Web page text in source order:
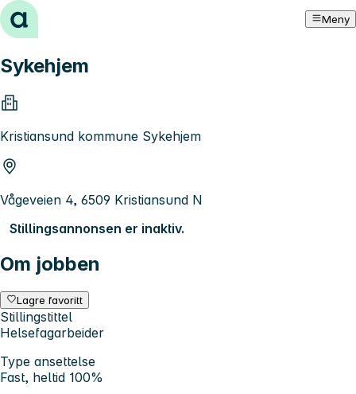
Hopp til innhold Meny
Sykehjem
Kristiansund kommune Sykehjem
Vågeveien 4, 6509 Kristiansund N
Stillingsannonsen er inaktiv.
Om jobben
Lagre favoritt
Stillingstittel
Helsefagarbeider
Type ansettelse
Fast, heltid 100%